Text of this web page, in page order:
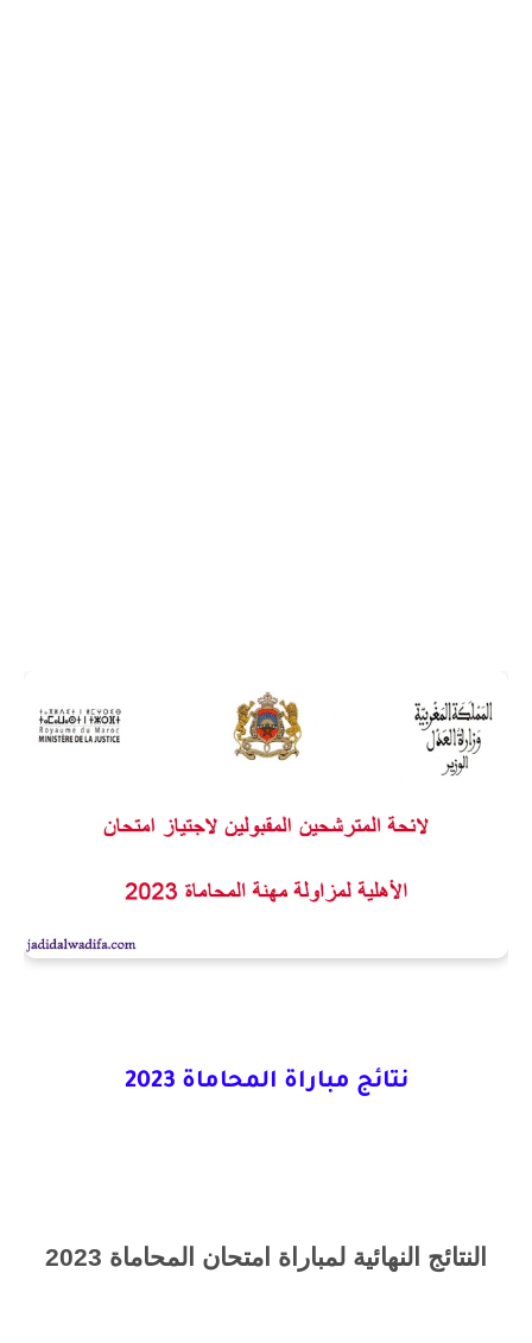
نتائج مباراة المحاماة 2023
النتائج النهائية لمباراة امتحان المحاماة 2023